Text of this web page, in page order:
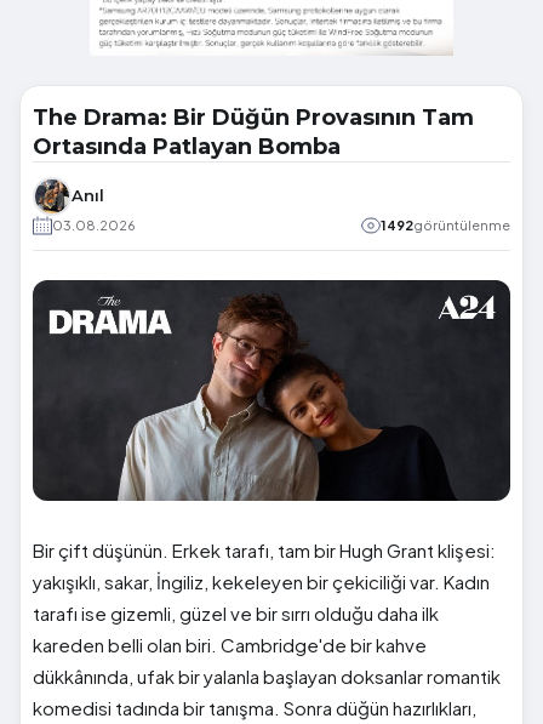
The Drama: Bir Düğün Provasının Tam
Ortasında Patlayan Bomba
Anıl
03.08.2026 1492görüntülenme
Bir çift düşünün. Erkek tarafı, tam bir Hugh Grant klişesi:
yakışıklı, sakar, İngiliz, kekeleyen bir çekiciliği var. Kadın
tarafı ise gizemli, güzel ve bir sırrı olduğu daha ilk
kareden belli olan biri. Cambridge'de bir kahve
dükkânında, ufak bir yalanla başlayan doksanlar romantik
komedisi tadında bir tanışma. Sonra düğün hazırlıkları,